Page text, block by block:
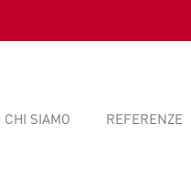
CHI SIAMO REFERENZE